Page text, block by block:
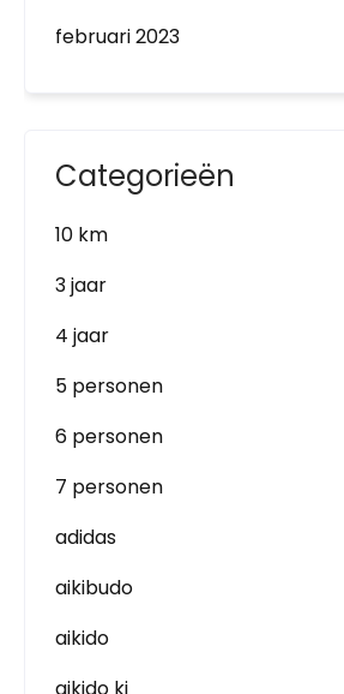
februari 2023
Categorieën
10 km
3 jaar
4 jaar
5 personen
6 personen
7 personen
adidas
aikibudo
aikido